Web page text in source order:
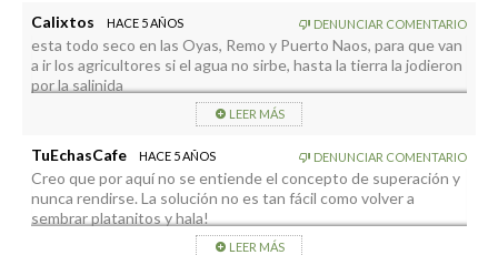
Calixtos HACE 5 AÑOS DENUNCIAR COMENTARIO
esta todo seco en las Oyas, Remo y Puerto Naos, para que van
a ir los agricultores si el agua no sirbe, hasta la tierra la jodieron
por la salinida
LEER MÁS
TuEchasCafe HACE 5 AÑOS DENUNCIAR COMENTARIO
Creo que por aquí no se entiende el concepto de superación y
nunca rendirse. La solución no es tan fácil como volver a
sembrar platanitos y hala!
LEER MÁS